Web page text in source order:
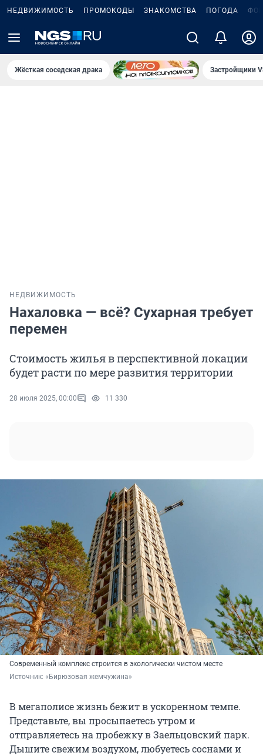
НЕДВИЖИМОСТЬ ПРОМОКОДЫ ЗНАКОМСТВА ПОГОДА
Жёсткая соседская драка Застройщики
НЕДВИЖИМОСТЬ
Нахаловка — всё? Сухарная требует
перемен
Стоимость жилья в перспективной локации
будет расти по мере развития территории
28 июля 2025, 00:00 11 330
Современный комплекс строится в экологически чистом месте
Источник: «Бирюзовая жемчужина»
В мегаполисе жизнь бежит в ускоренном темпе.
Представьте, вы просыпаетесь утром и
отправляетесь на пробежку в Заельцовский парк.
Дышите свежим воздухом, любуетесь соснами и